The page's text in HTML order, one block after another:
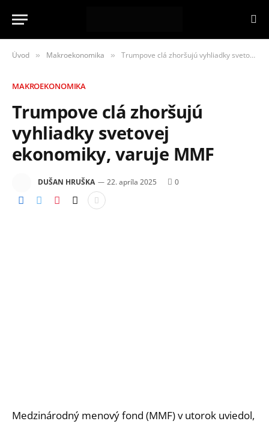
Úvod » Makroekonomika » Trumpove clá zhoršujú vyhliadky svetovej ekonomiky, varuje MMF
MAKROEKONOMIKA
Trumpove clá zhoršujú
vyhliadky svetovej
ekonomiky, varuje MMF
DUŠAN HRUŠKA 22. apríla 2025 0
Medzinárodný menový fond (MMF) v utorok uviedol,